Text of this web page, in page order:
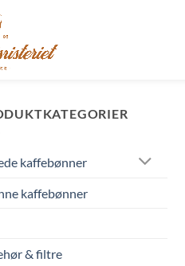
kaffebønner
kaffebønner
& filtre